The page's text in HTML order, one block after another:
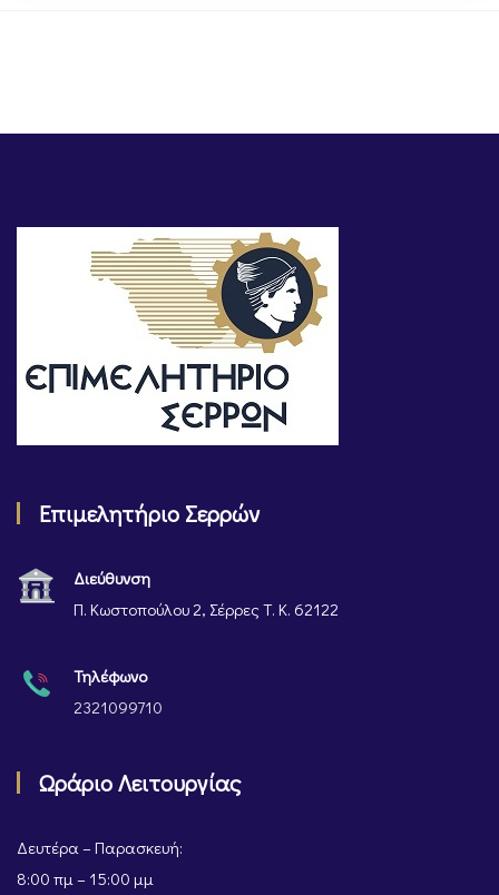
Επιμελητήριο Σερρών
Διεύθυνση
Π. Κωστοπούλου 2, Σέρρες Τ. Κ. 62122
Τηλέφωνο
2321099710
Ωράριο Λειτουργίας
Δευτέρα – Παρασκευή:
8:00 πμ – 15:00 μμ